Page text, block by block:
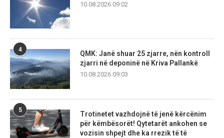
10.08.2026 09:02
4
QMK: Janë shuar 25 zjarre, nën kontroll
zjarri në deponinë në Kriva Pallankë
10.08.2026 09:03
5
Trotinetet vazhdojnë të jenë kërcënim
për këmbësorët! Qytetarët ankohen se
vozisin shpejt dhe ka rrezik të të